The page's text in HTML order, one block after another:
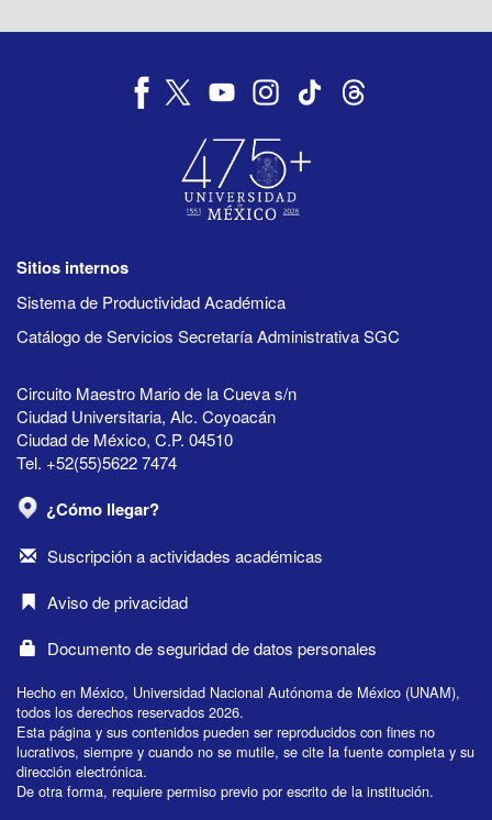
Sitios internos
Sistema de Productividad Académica
Catálogo de Servicios Secretaría Administrativa SGC
Circuito Maestro Mario de la Cueva s/n
Ciudad Universitaria, Alc. Coyoacán
Ciudad de México, C.P. 04510
Tel. +52(55)5622 7474
¿Cómo llegar?
Suscripción a actividades académicas
Aviso de privacidad
Documento de seguridad de datos personales
Hecho en México, Universidad Nacional Autónoma de México (UNAM),
todos los derechos reservados 2026.
Esta página y sus contenidos pueden ser reproducidos con fines no
lucrativos, siempre y cuando no se mutile, se cite la fuente completa y su
dirección electrónica.
De otra forma, requiere permiso previo por escrito de la institución.